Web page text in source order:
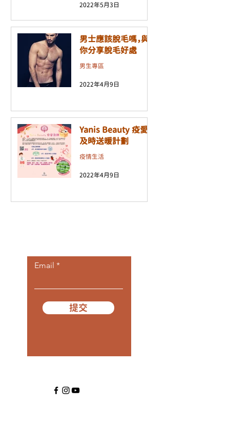
2022年5月3日
男士應該脫毛嗎，與
你分享脫毛好處
男生專區
2022年4月9日
Yanis Beauty 疫愛
及時送暖計劃
疫情生活
2022年4月9日
Email
提交